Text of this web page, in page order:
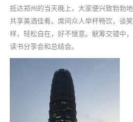
抵达郑州的当天晚上，大家便兴致勃勃
共享美酒佳肴。席间众人举杯畅饮，谈
样，轻松自在，好不惬意。觥筹交错中
读书分享会和总结会。